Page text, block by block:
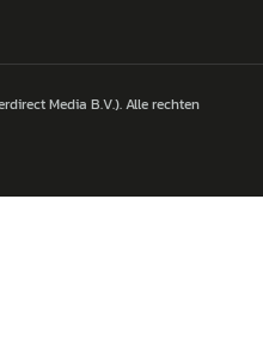
Media B.V.). Alle rechten